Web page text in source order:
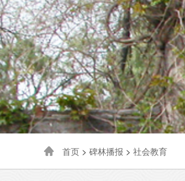
首页 > 碑林播报 > 社会教育